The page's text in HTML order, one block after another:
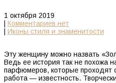
1 октября 2019
Комментариев нет
Иконы стиля и знаменитости
Эту женщину можно назвать
Ведь ее история так не похожа
парфюмеров, которые проходят
работа — известность.